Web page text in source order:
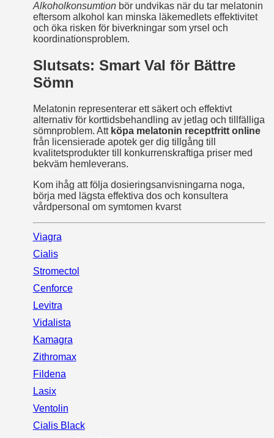
Alkoholkonsumtionbör undvikas när du tar melatonin
eftersom alkohol kan minska läkemedlets effektivitet
och öka risken för biverkningar som yrsel och
koordinationsproblem.
Slutsats: Smart Val för Bättre
Sömn
Melatonin representerar ett säkert och effektivt
alternativ för korttidsbehandling av jetlag och tillfälliga
sömnproblem. Att köpa melatonin receptfritt online
från licensierade apotek ger dig tillgång till
kvalitetsprodukter till konkurrenskraftiga priser med
bekväm hemleverans.
Kom ihåg att följa dosieringsanvisningarna noga,
börja med lägsta effektiva dos och konsultera
vårdpersonal om symtomen kvarst
Viagra
Cialis
Stromectol
Cenforce
Levitra
Vidalista
Kamagra
Zithromax
Fildena
Lasix
Ventolin
Cialis Black